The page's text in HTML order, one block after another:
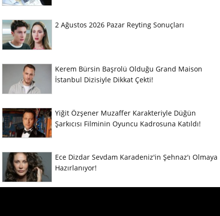
2 Ağustos 2026 Pazar Reyting Sonuçları
Kerem Bürsin Başrolü Olduğu Grand Maison
İstanbul Dizisiyle Dikkat Çekti!
Yiğit Özşener Muzaffer Karakteriyle Düğün
Şarkıcısı Filminin Oyuncu Kadrosuna Katıldı!
Ece Dizdar Sevdam Karadeniz'in Şehnaz'ı Olmaya
Hazırlanıyor!